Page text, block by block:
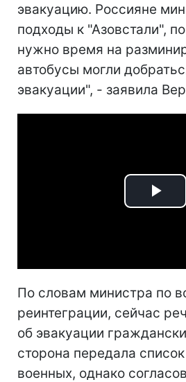
эвакуацию. Россияне
подходы к "Азовстали",
нужно время на
автобусы могли
эвакуации", - заявила
Play
По словам министра по
реинтеграции, сейчас
об эвакуации
сторона передала
военных, однако